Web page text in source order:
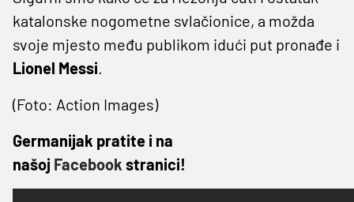
katalonske nogometne svlačionice, a možda
svoje mjesto među publikom idući put pronađe i
Lionel Messi.
(Foto: Action Images)
Germanijak pratite i na
našoj Facebook stranici!